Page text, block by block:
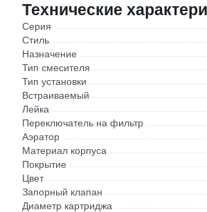
Технические
Серия
Стиль
Назначение
Тип смесителя
Тип установки
Встраиваемый
Лейка
Переключатель на фильтр
Аэратор
Материал корпуса
Покрытие
Цвет
Запорный клапан
Диаметр картриджа